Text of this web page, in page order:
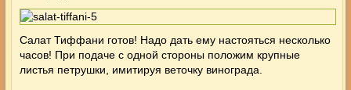
Салат Тиффани готов! Надо дать ему настояться несколько
часов! При подаче с одной стороны положим крупные
листья петрушки, имитируя веточку винограда.